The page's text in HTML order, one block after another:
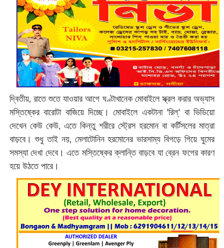
দ্বিতীয়, রাতে শুতে যাওয়ার আগে ঘণ্টাখানেক মোবাইলে স্ক্রল করার অভ্যাস
মস্তিষ্কের বারোটা বাজিয়ে দিচ্ছে। মোবাইলে একটানা 'রিল্' বা ভিডিয়ো
দেখেন কেউ কেউ, এতে কিন্তু শরীরে স্ট্রেস হরমোন বা কর্টিসলের মাত্রা
বাড়বে। শুধু তাই নয়, মেলাটোনিন হরমোনের ভারসাম্য বিগড়ে গিয়ে ঘুমের
সমস্যা দেখা দেবে। এতে মস্তিষ্কের ক্লান্তি বাড়বে যা ব্রেন ফগের কারণ
হয়ে উঠতে পারে।